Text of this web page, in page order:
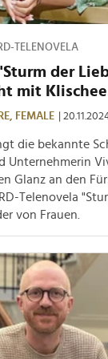
TELENOVELA
der
mit
FEMALE |
die bekannte
Unternehmerin
Glanz an den
Telenovela
von Frauen.